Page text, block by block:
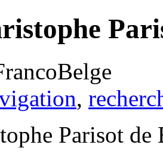
,
Parisot de